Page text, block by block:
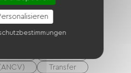
umzäuntes Gelände
Transfer